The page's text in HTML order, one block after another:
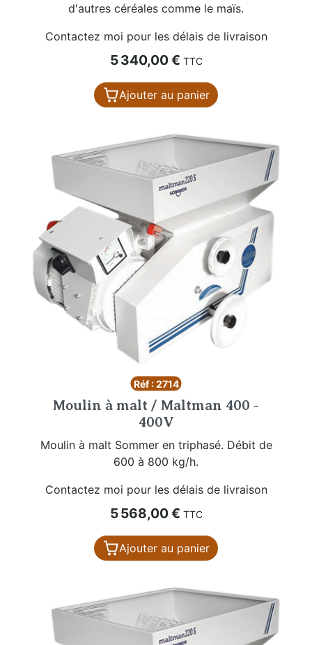
d'autres céréales comme le maïs.
Contactez moi pour les délais de livraison
Prix
5 340,00 € TTC
Ajouter au panier
Réf : 2714
Moulin à malt / Maltman 400 -
400V
Moulin à malt Sommer en triphasé. Débit de
600 à 800 kg/h.
Contactez moi pour les délais de livraison
Prix
5 568,00 € TTC
Ajouter au panier